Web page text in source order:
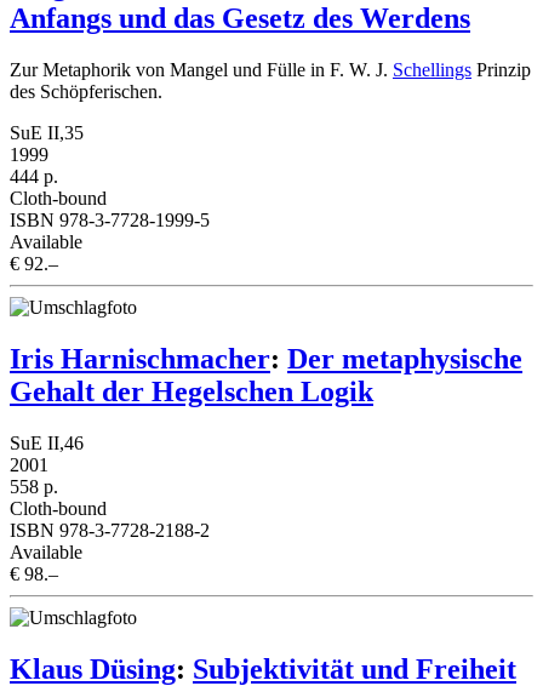
Anfangs und das Gesetz des Werdens
Zur Metaphorik von Mangel und Fülle in F. W. J. Schellings Prinzip
des Schöpferischen.
SuE II,35
1999
444 p.
Cloth-bound
ISBN 978-3-7728-1999-5
Available
€ 92.–
Iris Harnischmacher: Der metaphysische
Gehalt der Hegelschen Logik
SuE II,46
2001
558 p.
Cloth-bound
ISBN 978-3-7728-2188-2
Available
€ 98.–
Klaus Düsing: Subjektivität und Freiheit